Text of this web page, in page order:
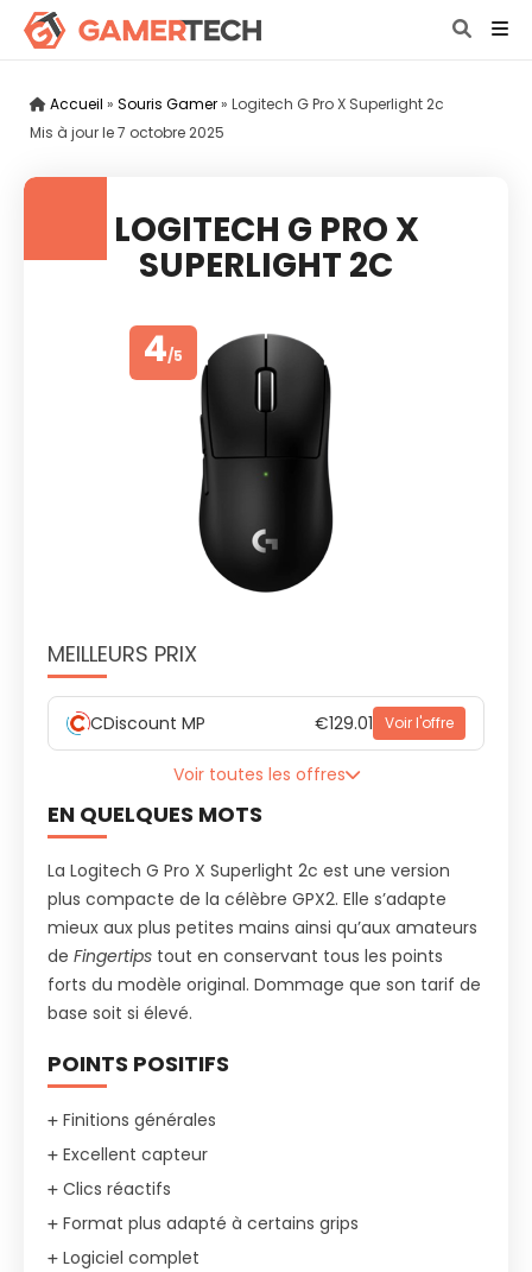
Accueil » Souris Gamer» Logitech G Pro X Superlight 2c
Mis à jour le7 octobre 2025
LOGITECH G PRO X
SUPERLIGHT 2C
4/5
MEILLEURS PRIX
CDiscount MP €129.01 Voir l'offre
Voir toutes les offres
EN QUELQUES MOTS
La Logitech G Pro X Superlight 2c est une version
plus compacte de la célèbre GPX2. Elle s’adapte
mieux aux plus petites mains ainsi qu’aux amateurs
de Fingertips tout en conservant tous les points
forts du modèle original. Dommage que son tarif de
base soit si élevé.
POINTS POSITIFS
Finitions générales
Excellent capteur
Clics réactifs
Format plus adapté à certains grips
Logiciel complet